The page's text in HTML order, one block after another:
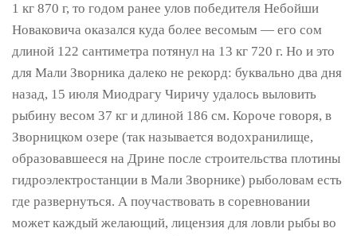
1 кг 870 г, то годом ранее улов победителя Небойши
Новаковича оказался куда более весомым — его сом
длиной 122 сантиметра потянул на 13 кг 720 г. Но и это
для Мали Зворника далеко не рекорд: буквально два дня
назад, 15 июля Миодрагу Чиричу удалось выловить
рыбину весом 37 кг и длиной 186 см. Короче говоря, в
Зворницком озере (так называется водохранилище,
образовавшееся на Дрине после строительства плотины
гидроэлектростанции в Мали Зворнике) рыболовам есть
где развернуться. А поучаствовать в соревновании
может каждый желающий, лицензия для ловли рыбы во